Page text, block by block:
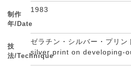
制作
年/Date
1983
技
法/Technique
ゼラチン・シルバー・プリ
silver print on developing-